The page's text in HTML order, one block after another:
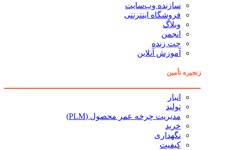
سازنده وب‌سایت
فروشگاه اینترنتی
وبلاگ
انجمن
چت زنده
آموزش آنلاین
زنجیره تأمین
انبار
تولید
مدیریت چرخه عمر محصول (PLM)
خرید
نگهداری
کیفیت